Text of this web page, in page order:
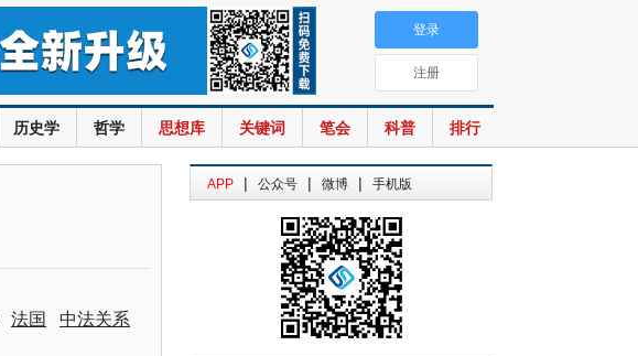
历史学 哲学 思想库 关键词 笔会 科普 排行
登录
注册
法国 中法关系
APP | 公众号 | 微博 | 手机版